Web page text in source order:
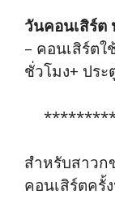
วันคอนเสิร์ต
– คอนเสิร์ต
ชั่วโมง+ ประ
สำหรับสาวก
คอนเสิร์ตครั้